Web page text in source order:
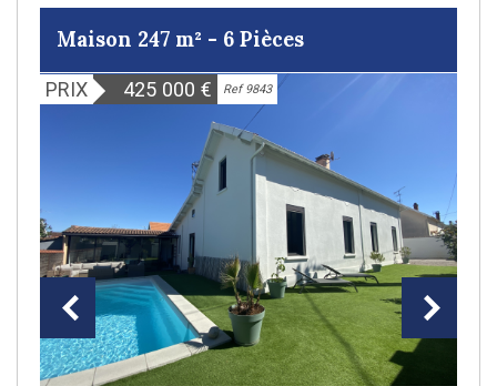
Maison 247 m² - 6 Pièces
PRIX 425 000 € Ref 9843